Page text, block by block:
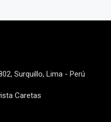
Surquillo, Lima - Perú
Caretas